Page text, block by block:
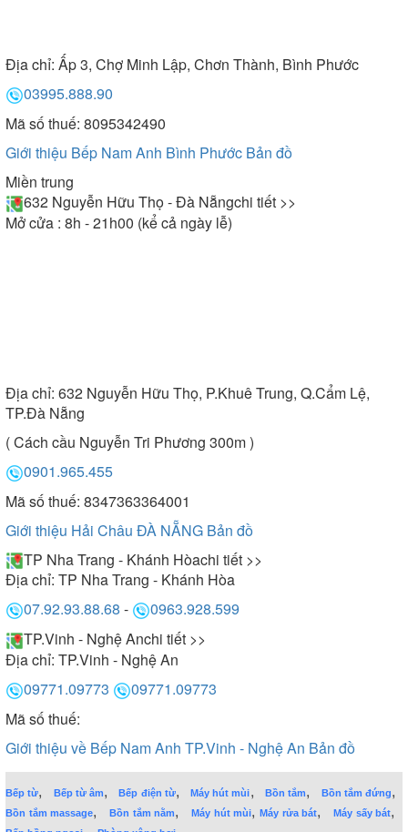
- Đối với những chiếc máy hút mùi sử dụng than
hoạt tính, để đảm bảo hiệu quả khử mùi bạn nên
thay than từ 6 tháng đến 1 năm một lần .
- Không được lau chùi bằng giẻ cứng, luôn lau chùi
máy bằng giẻ mềm, có chất tẩy rửa.
- Để máy hoạt động tốt hơn, tầm 2 tháng bạn nên
vệ sinh lưới lọc 1 lần. Để máy hoạt động tốt hơn,
nên bảo dưỡng máy 12 tháng 1 lần.
Như vậy, có thể thấy máy hút mùi Arber không chỉ
có thiết kế đẹp, tính năng hiện đại mà còn hút khỏe,
chạy êm đáng để sử dụng trong không gian bếp gia
đình.
Địa chỉ: Ấp 3, Chợ Minh Lập, Chơn Thành, Bình Phước
03995.888.90
Mã số thuế: 8095342490
Giới thiệu Bếp Nam Anh Bình Phước Bản đồ
Miền trung
632 Nguyễn Hữu Thọ - Đà Nẵngchi tiết >>
Mở cửa : 8h - 21h00 (kể cả ngày lễ)
Địa chỉ: 632 Nguyễn Hữu Thọ, P.Khuê Trung, Q.Cẩm Lệ,
TP.Đà Nẵng
( Cách cầu Nguyễn Tri Phương 300m )
0901.965.455
Mã số thuế: 8347363364001
Giới thiệu Hải Châu ĐÀ NẴNG Bản đồ
TP Nha Trang - Khánh Hòachi tiết >>
Địa chỉ: TP Nha Trang - Khánh Hòa
07.92.93.88.68 -
0963.928.599
TP.Vinh - Nghệ Anchi tiết >>
Địa chỉ: TP.Vinh - Nghệ An
09771.09773
09771.09773
Mã số thuế:
Giới thiệu về Bếp Nam Anh TP.Vinh - Nghệ An Bản đồ
Bếp từ, Bếp từ âm,Bếp điện từ,Máy hút mùi, Bồn tắm, Bồn tắm đứng,
Bồn tắm massage,Bồn tắm nằm,Máy hút mùi,Máy rửa bát,Máy sấy bát,